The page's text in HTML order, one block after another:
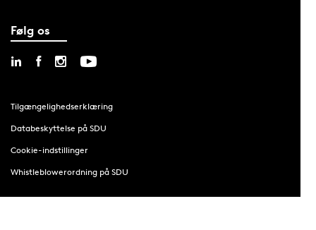
Følg os
Tilgængelighedserklæring
Databeskyttelse på SDU
Cookie-indstillinger
Whistleblowerordning på SDU